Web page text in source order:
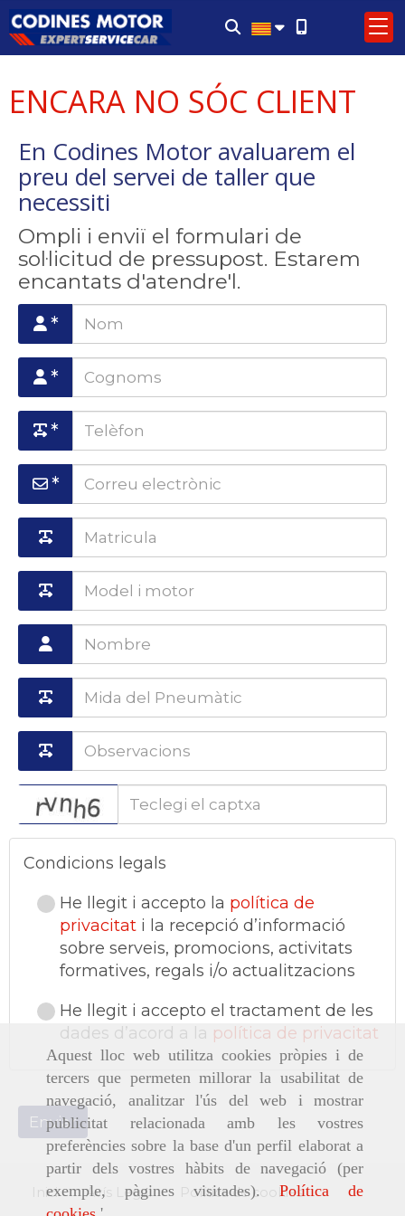
Aquest lloc web utilitza cookies pròpies i de
tercers que permeten millorar la usabilitat de
navegació, analitzar l'ús del web i mostrar
publicitat relacionada amb les vostres
preferències sobre la base d'un perfil elaborat a
partir dels vostres hàbits de navegació (per
exemple, pàgines visitades). Política de
ENCARA NO SÓC CLIENT
En Codines Motor avaluarem el
preu del servei de taller que
necessiti
Ompli i enviï el formulari de
sol·licitud de pressupost. Estarem
encantats d'atendre'l.
Condicions legals
He llegit i accepto la política de
privacitat i la recepció d’informació
sobre serveis, promocions, activitats
formatives, regals i/o actualitzacions
He llegit i accepto el tractament de les
dades d’acord a la política de privacitat
Enviar
Inici Avís Legal Política de cookies